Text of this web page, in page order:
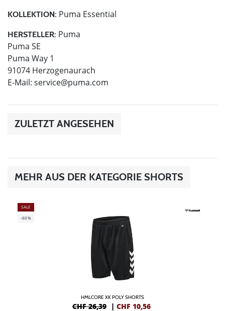
KOLLEKTION: Puma Essential
HERSTELLER: Puma
Puma SE
Puma Way 1
91074 Herzogenaurach
E-Mail: service@puma.com
ZULETZT ANGESEHEN
MEHR AUS DER KATEGORIE SHORTS
SALE
-60%
HMLCORE XK POLY SHORTS
CHF 26,39 | CHF 10,56